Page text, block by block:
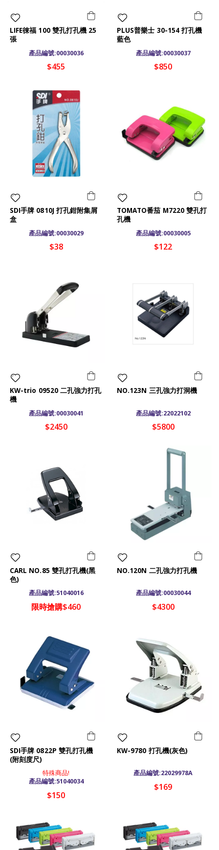
LIFE徠福 100 雙孔打孔機 25
張
產品編號:00030036
$455
PLUS普樂士 30-154 打孔機
藍色
產品編號:00030037
$850
SDI手牌 0810J 打孔鉗附集屑
盒
產品編號:00030029
$38
TOMATO番茄 M7220 雙孔打
孔機
產品編號:00030005
$122
KW-trio 09520 二孔強力打孔
機
產品編號:00030041
$2450
NO.123N 三孔強力打洞機
產品編號:22022102
$5800
CARL NO.85 雙孔打孔機(黑
色)
產品編號:51040016
限時搶購$460
NO.120N 二孔強力打孔機
產品編號:00030044
$4300
SDI手牌 0822P 雙孔打孔機
(附刻度尺)
特殊商品!
產品編號:51040034
$150
KW-9780 打孔機(灰色)
產品編號:22029978A
$169